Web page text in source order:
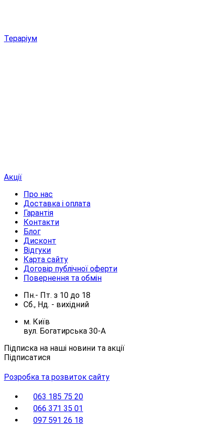
Тераріум
Акції
Про нас
Доставка і оплата
Гарантія
Контакти
Блог
Дисконт
Відгуки
Карта сайту
Договір публічної оферти
Повернення та обмін
Пн.- Пт. з 10 до 18
Сб., Нд. - вихідний
м. Київ
вул. Богатирська 30-А
Підписка на наші новини та акції
Підписатися
Розробка та розвиток сайту
063 185 75 20
066 371 35 01
097 591 26 18